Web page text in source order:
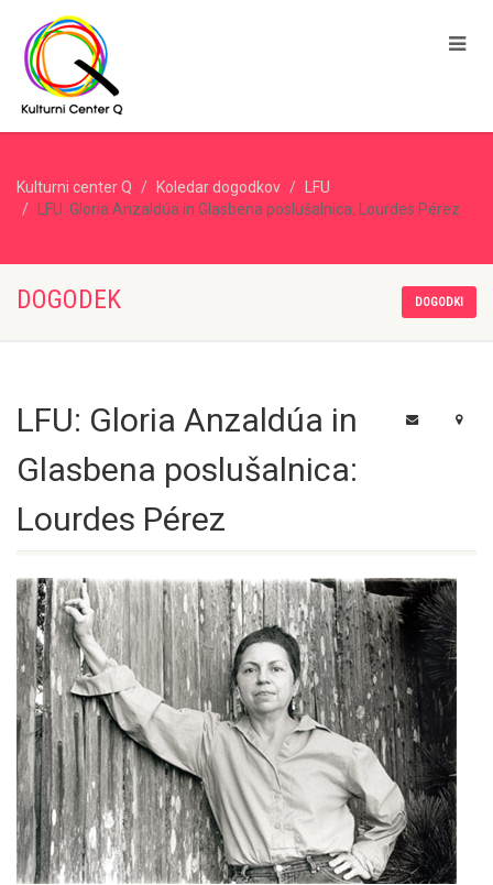
Kulturni center Q Koledar dogodkov
LFU
LFU: Gloria Anzaldúa in Glasbena poslušalnica: Lourdes Pérez
DOGODEK DOGODKI
LFU: Gloria Anzaldúa in
Glasbena poslušalnica:
Lourdes Pérez